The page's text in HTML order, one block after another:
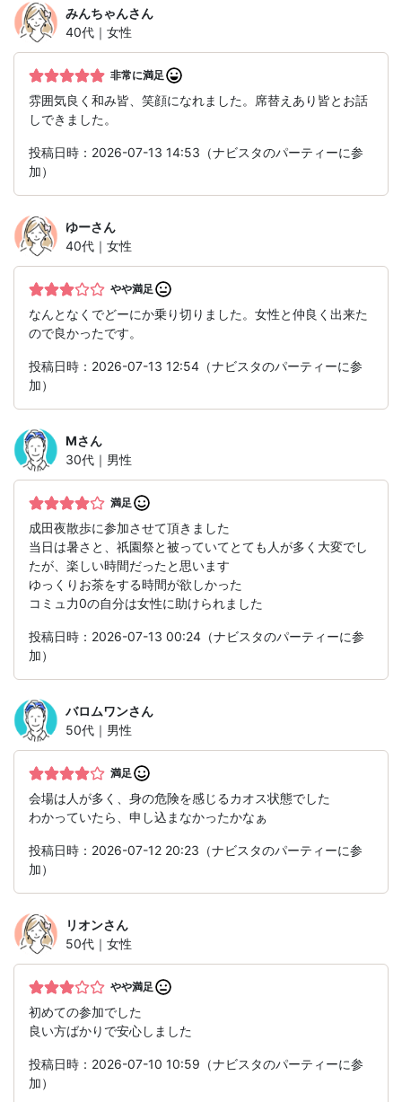
みんちゃんさん
40代｜女性
非常に満足
雰囲気良く和み皆、笑顔になれました。席替えあり皆とお話
しできました。
投稿日時：2026-07-13 14:53（ナビスタのパーティーに参
加）
ゆーさん
40代｜女性
やや満足
なんとなくでどーにか乗り切りました。女性と仲良く出来た
ので良かったです。
投稿日時：2026-07-13 12:54（ナビスタのパーティーに参
加）
Mさん
30代｜男性
満足
成田夜散歩に参加させて頂きました
当日は暑さと、祇園祭と被っていてとても人が多く大変でし
たが、楽しい時間だったと思います
ゆっくりお茶をする時間が欲しかった
コミュ力0の自分は女性に助けられました
投稿日時：2026-07-13 00:24（ナビスタのパーティーに参
加）
バロムワンさん
50代｜男性
満足
会場は人が多く、身の危険を感じるカオス状態でした
わかっていたら、申し込まなかったかなぁ
投稿日時：2026-07-12 20:23（ナビスタのパーティーに参
加）
リオンさん
50代｜女性
やや満足
初めての参加でした
良い方ばかりで安心しました
投稿日時：2026-07-10 10:59（ナビスタのパーティーに参
加）